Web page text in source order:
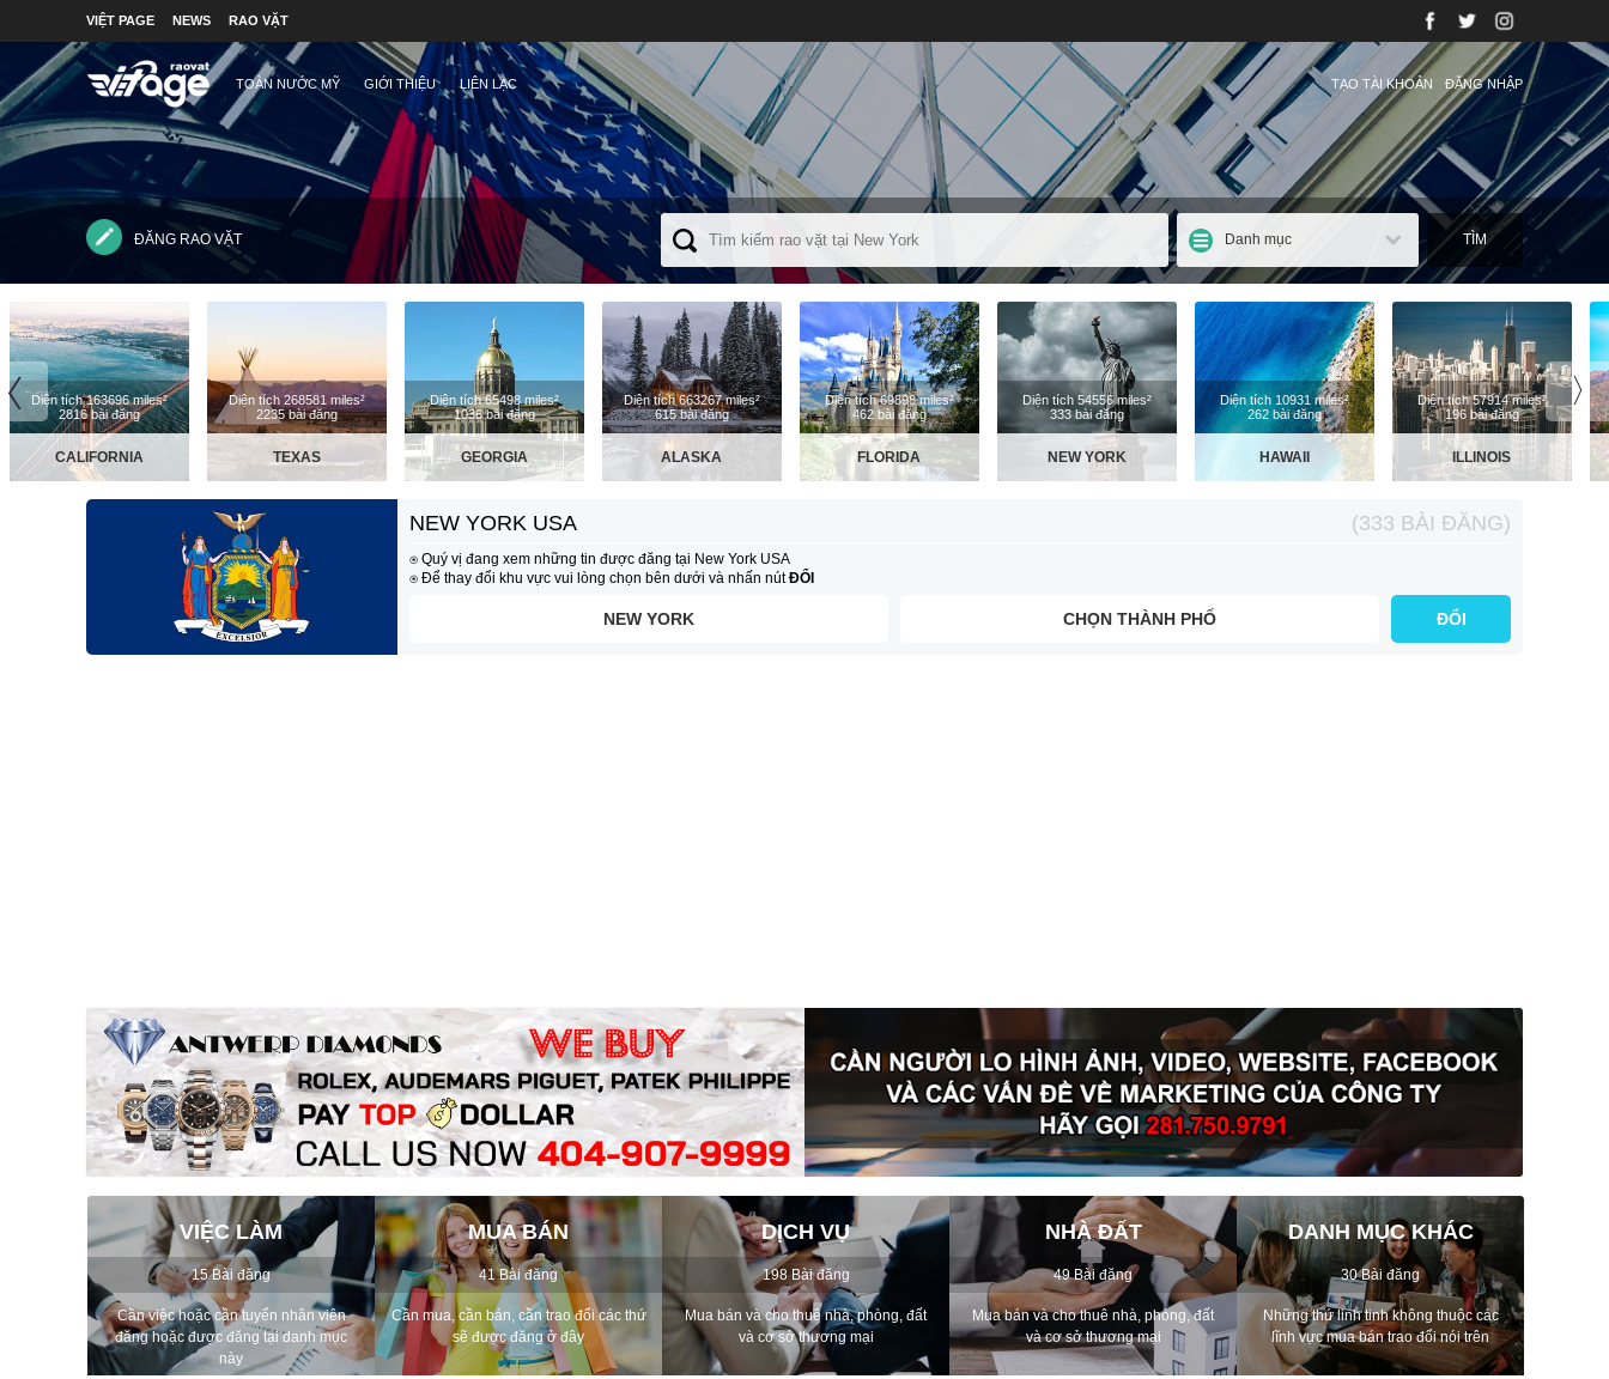
VIỆT PAGE NEWS RAO VẶT
TOÀN NƯỚC MỸ GIỚI THIỆU LIÊN LẠC ĐĂNG NHẬP
TẠO TÀI KHOẢN
ĐĂNG RAO VẶT Danh mục TÌM
〈 〉
Diện tích 163696 miles²
2816 bài đăng
CALIFORNIA
Diện tích 268581 miles²
2235 bài đăng
TEXAS
Diện tích 65498 miles²
1036 bài đăng
GEORGIA
Diện tích 663267 miles²
615 bài đăng
ALASKA
Diện tích 69898 miles²
462 bài đăng
FLORIDA
Diện tích 54556 miles²
333 bài đăng
NEW YORK
Diện tích 10931 miles²
262 bài đăng
HAWAII
Diện tích 57914 miles²
196 bài đăng
ILLINOIS
NEW YORK USA (333 BÀI ĐĂNG)
⍟ Quý vị đang xem những tin được đăng tại New York USA
⍟ Để thay đổi khu vực vui lòng chọn bên dưới và nhấn nútĐỔI
NEW YORK CHỌN THÀNH PHỐ ĐỔI
VIỆC LÀM
15 Bài đăng
Cần việc hoặc cần tuyển nhân viên
đăng hoặc được đăng tại danh mục
này
MUA BÁN
41 Bài đăng
Cần mua, cần bán, cần trao đổi các thứ
sẽ được đăng ở đây
DỊCH VỤ
198 Bài đăng
Mua bán và cho thuê nhà, phòng, đất
và cơ sở thương mại
NHÀ ĐẤT
49 Bài đăng
Mua bán và cho thuê nhà, phòng, đất
và cơ sở thương mại
DANH MỤC KHÁC
30 Bài đăng
Những thứ linh tinh không thuộc các
lĩnh vực mua bán trao đổi nói trên